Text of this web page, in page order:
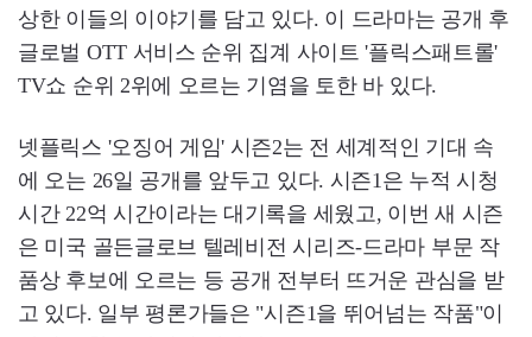
상한 이들의 이야기를 담고 있다. 이 드라마는 공개 후
글로벌 OTT 서비스 순위 집계 사이트 '플릭스패트롤'
TV쇼 순위 2위에 오르는 기염을 토한 바 있다.
넷플릭스 '오징어 게임' 시즌2는 전 세계적인 기대 속
에 오는 26일 공개를 앞두고 있다. 시즌1은 누적 시청
시간 22억 시간이라는 대기록을 세웠고, 이번 새 시즌
은 미국 골든글로브 텔레비전 시리즈-드라마 부문 작
품상 후보에 오르는 등 공개 전부터 뜨거운 관심을 받
고 있다. 일부 평론가들은 "시즌1을 뛰어넘는 작품"이